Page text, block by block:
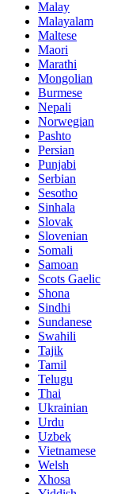
Malay
Malayalam
Maltese
Maori
Marathi
Mongolian
Burmese
Nepali
Norwegian
Pashto
Persian
Punjabi
Serbian
Sesotho
Sinhala
Slovak
Slovenian
Somali
Samoan
Scots Gaelic
Shona
Sindhi
Sundanese
Swahili
Tajik
Tamil
Telugu
Thai
Ukrainian
Urdu
Uzbek
Vietnamese
Welsh
Xhosa